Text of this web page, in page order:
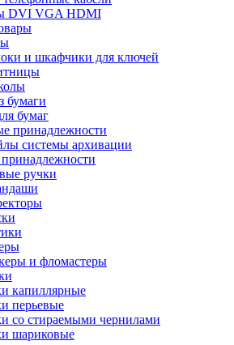
DVI VGA HDMI
и шкафчики для ключей
бумаги
бумаг
принадлежности
системы архивации
ручки
и фломастеры
капиллярные
перьевые
со стираемыми чернилами
шариковые